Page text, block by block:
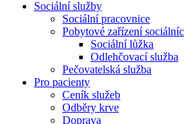
Sociální služby
Sociální pracovnice
Pobytové zařízení
Sociální lůžka
Odlehčovací služba
Pečovatelská služba
Pro pacienty
Ceník služeb
Odběry krve
Doprava